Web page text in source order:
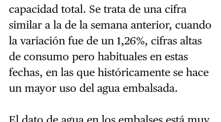
capacidad total. Se trata de una cifra
similar a la de la semana anterior, cuando
la variación fue de un 1,26%, cifras altas
de consumo pero habituales en estas
fechas, en las que históricamente se hace
un mayor uso del agua embalsada.